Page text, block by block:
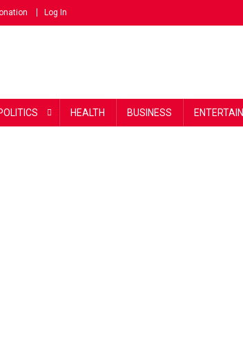
Log In
HEALTH BUSINESS